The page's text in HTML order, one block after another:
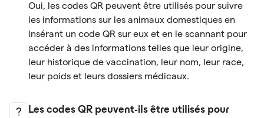
Oui, les codes QR peuvent être utilisés pour suivre
les informations sur les animaux domestiques en
insérant un code QR sur eux et en le scannant pour
accéder à des informations telles que leur origine,
leur historique de vaccination, leur nom, leur race,
leur poids et leurs dossiers médicaux.
Les codes QR peuvent-ils être utilisés pour